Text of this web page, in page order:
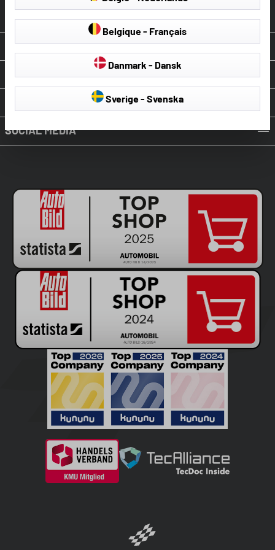
OVER WALSER
ONZE SERVICE
BETALING & VERZENDING
SOCIAL MEDIA
Belgique - Français
Danmark - Dansk
Sverige - Svenska